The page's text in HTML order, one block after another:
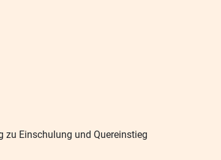
zu Einschulung und Quereinstieg